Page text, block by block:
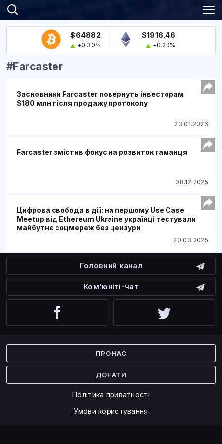
$64882
+0.30%
$1916.46
+0.20%
#Farcaster
Засновники Farcaster повернуть інвесторам
$180 млн після продажу протоколу
23.01.2026
Farcaster змістив фокус на розвиток гаманця
08.12.2025
Цифрова свобода в дії: на першому Use Case
Meetup від Ethereum Ukraine українці тестували
майбутнє соцмереж без цензури
20.03.2025
Головний канал
Ком’юніті-чат
ПРО НАС
ДОНАТИ
Політика приватності
Умови користування